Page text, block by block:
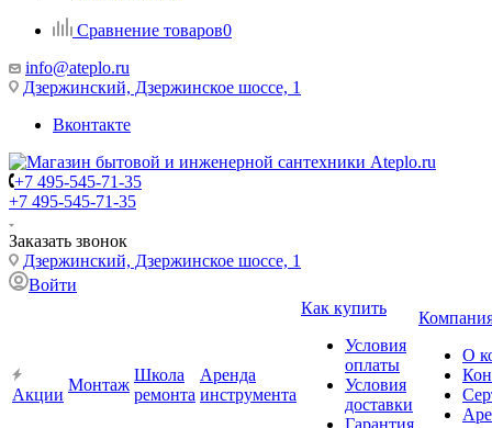
Сравнение товаров0
info@ateplo.ru
Дзержинский, Дзержинское шоссе, 1
Вконтакте
+7 495-545-71-35
+7 495-545-71-35
Заказать звонок
Дзержинский, Дзержинское шоссе, 1
Войти
Акции
Монтаж
Школа
ремонта
Аренда
инструмента
Как купить
Условия
оплаты
Условия
доставки
Гарантия
О